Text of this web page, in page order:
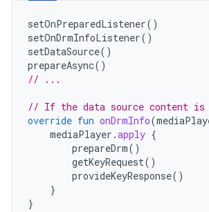
setOnPreparedListener()
setOnDrmInfoListener()
setDataSource()
prepareAsync()
// ...
// If the data source content is
override fun onDrmInfo(
mediaPlayer .apply {
prepareDrm()
getKeyRequest()
provideKeyResponse()
}
}